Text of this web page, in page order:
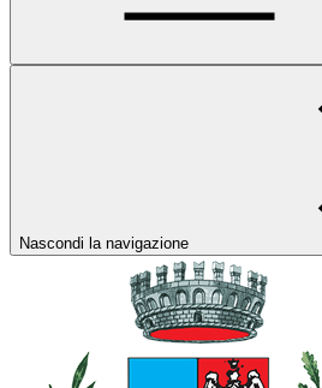
Nascondi la navigazione